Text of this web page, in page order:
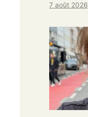
7 août 2026